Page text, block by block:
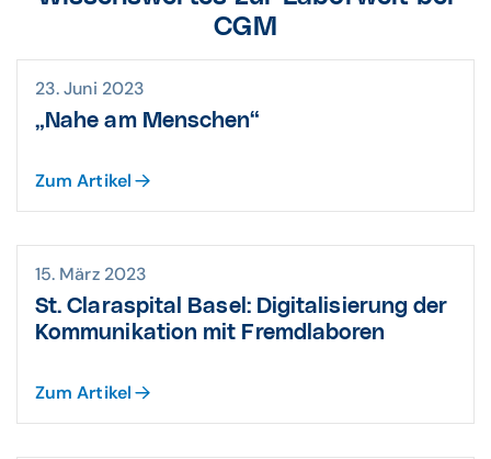
Einsender zugeschnitten.
Maximaler Service für Arztpraxen und
Stationen.
Regelmäßige Überprüfung durch
Penetration-Tests.
CGM
23. Juni 2023
„Nahe am Menschen“
Zum Artikel
15. März 2023
St. Claraspital Basel: Digitali­sierung der
Kommu­nikation mit Fremd­laboren
Zum Artikel